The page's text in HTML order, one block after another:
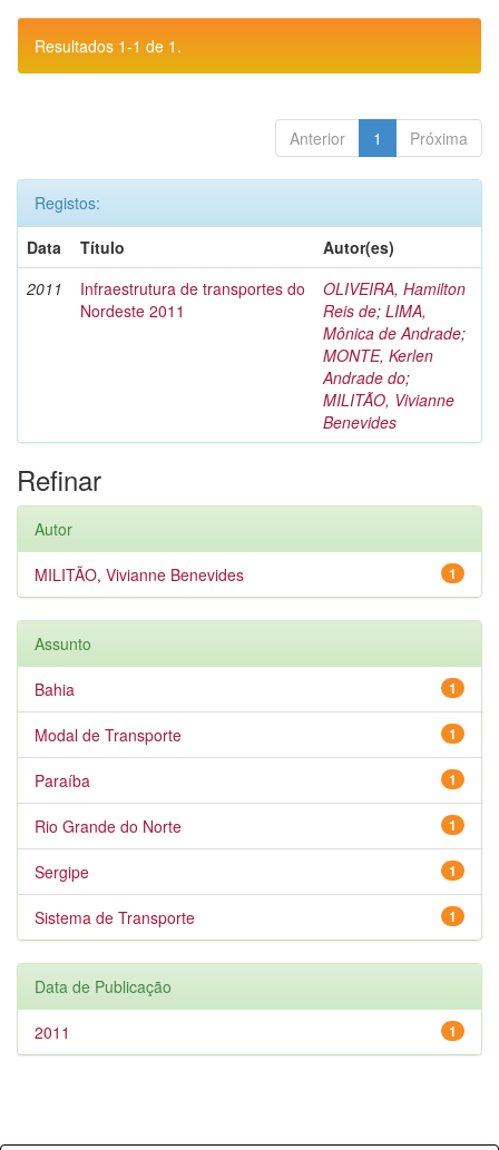
Resultados 1-1 de 1.
Anterior 1 Próxima
Registos:
Data
Título
Autor(es)
2011
Infraestrutura de transportes do
Nordeste 2011
OLIVEIRA, Hamilton
Reis de; LIMA,
Mônica de Andrade;
MONTE, Kerlen
Andrade do;
MILITÃO, Vivianne
Benevides
Refinar
Autor
1
MILITÃO, Vivianne Benevides
Assunto
1
Bahia
1
Modal de Transporte
1
Paraíba
1
Rio Grande do Norte
1
Sergipe
1
Sistema de Transporte
Data de Publicação
1
2011